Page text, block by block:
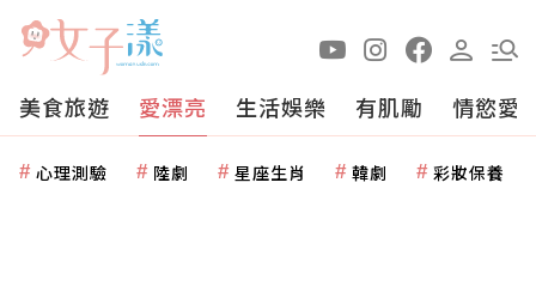
美食旅遊 愛漂亮 生活娛樂 有肌勵 情慾愛
心理測驗 陸劇 星座生肖 韓劇 彩妝保養